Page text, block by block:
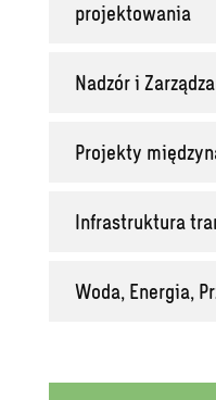
projektowania
Nadzór i
Projekty
Infrastruktura
Woda, Energia,